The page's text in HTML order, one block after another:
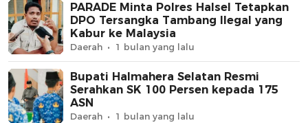
PARADE Minta Polres Halsel Tetapkan
DPO Tersangka Tambang Ilegal yang
Kabur ke Malaysia
Daerah 1 bulan yang lalu
Bupati Halmahera Selatan Resmi
Serahkan SK 100 Persen kepada 175
ASN
Daerah 1 bulan yang lalu